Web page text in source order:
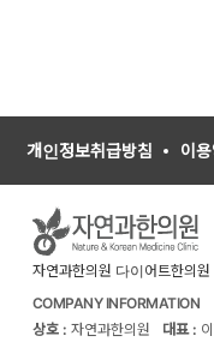
개인정보취급방침 이
자연과한의원 다이어트한의원
COMPANY INFORMATION
상호 : 자연과한의원 대표 :